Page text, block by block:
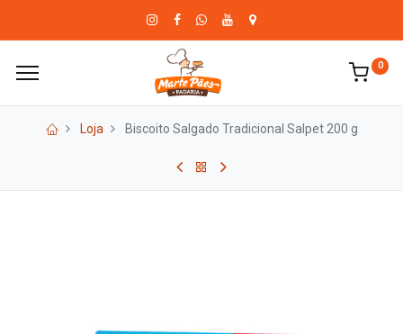
0
Loja Biscoito Salgado Tradicional Salpet 200 g